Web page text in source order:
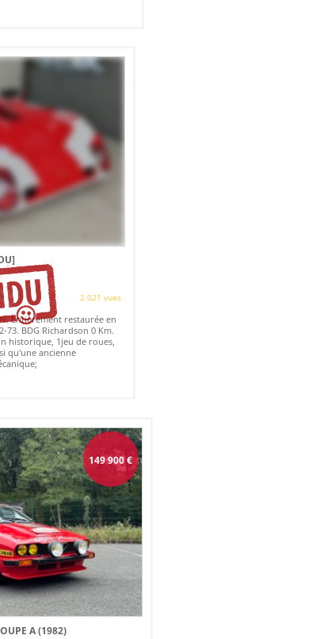
2 021 vues
Entièrement restaurée en
73. BDG Richardson 0 Km.
historique, 1jeu de roues,
qu'une ancienne
149 900€
A (1982)